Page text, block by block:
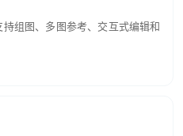
组图、多图参考、交互式编辑和